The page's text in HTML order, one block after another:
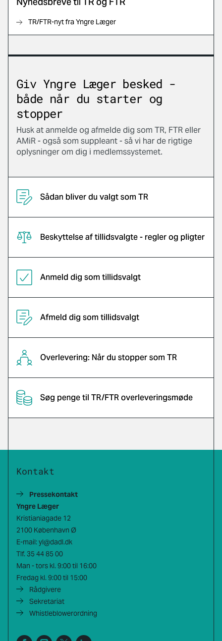
TR/FTR-nyt fra Yngre Læger
Giv Yngre Læger besked -
både når du starter og
stopper
Husk at anmelde og afmelde dig som TR, FTR eller
AMiR - også som suppleant - så vi har de rigtige
oplysninger om dig i medlemssystemet.
Sådan bliver du valgt som TR
Beskyttelse af tillidsvalgte - regler og pligter
Anmeld dig som tillidsvalgt
Afmeld dig som tillidsvalgt
Overlevering: Når du stopper som TR
Søg penge til TR/FTR overleveringsmøde
Kontakt
Pressekontakt
Yngre Læger
Kristianiagade 12
2100 København Ø
E-mail: yl@dadl.dk
Tlf. 35 44 85 00
Man - tors kl. 9:00 til 16:00
Fredag kl. 9:00 til 15:00
Rådgivere
Sekretariat
Whistleblowerordning